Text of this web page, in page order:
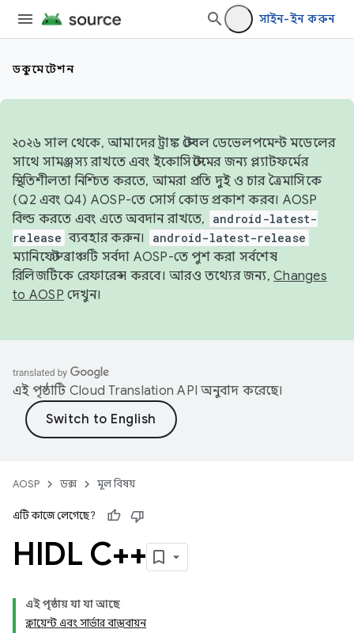
সাইন-ইন করুন
ডকুমেন্টেশন
২০২৬ সাল থেকে, আমাদের ট্রাঙ্ক স্টেবল ডেভেলপমেন্ট মডেলের
সাথে সামঞ্জস্য রাখতে এবং ইকোসিস্টেমের জন্য প্ল্যাটফর্মের
স্থিতিশীলতা নিশ্চিত করতে, আমরা প্রতি দুই ও চার ত্রৈমাসিকে
(Q2 এবং Q4) AOSP-তে সোর্স কোড প্রকাশ করব। AOSP
বিল্ড করতে এবং এতে অবদান রাখতে,
android-latest-
release ব্যবহার করুন। android-latest-release
ম্যানিফেস্ট ব্রাঞ্চটি সর্বদা AOSP-তে পুশ করা সর্বশেষ
রিলিজটিকে রেফারেন্স করবে। আরও তথ্যের জন্য, Changes
to AOSP দেখুন।
এই পৃষ্ঠাটি Cloud Translation API অনুবাদ করেছে।
AOSP ডক্স মূল বিষয়
এটি কাজে লেগেছে?
HIDL C++
এই পৃষ্ঠায় যা যা আছে
ক্লায়েন্ট এবং সার্ভার বাস্তবায়ন